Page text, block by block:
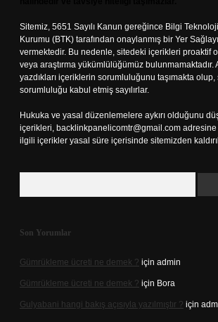
Sitemiz, 5651 Sayılı Kanun gereğince Bilgi
Kurumu (BTK) tarafından onaylanmış bir Yer
vermektedir. Bu nedenle, sitedeki içerikleri proaktif
veya araştırma yükümlülüğümüz bulunmamaktadır.
yazdıkları içeriklerin sorumluluğunu taşımakta
sorumluluğu kabul etmiş sayılırlar.
Hukuka ve yasal düzenlemelere aykırı olduğunu
içerikleri, backlinkpanelicomtr@gmail.com
ilgili içerikler yasal süre içerisinde sitemizden
Son Yorumlar
Gümrükleme ücreti ne demek ? için admin
Gümrükleme ücreti ne demek ? için Bora
Gulyabani hangi bakış açısıyla yazılmıştır ? için